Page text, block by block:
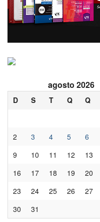
agosto 2026
D S T Q Q
2
3 4 5 6
9
10 11 12 13
16
17 18 19 20
23
24 25 26 27
30
31